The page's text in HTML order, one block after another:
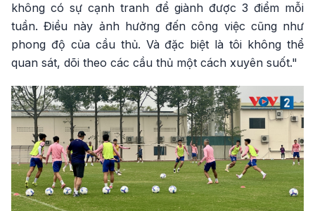
không có sự cạnh tranh để giành được 3 điểm mỗi
tuần. Điều này ảnh hưởng đến công việc cũng như
phong độ của cầu thủ. Và đặc biệt là tôi không thể
quan sát, dõi theo các cầu thủ một cách xuyên suốt."